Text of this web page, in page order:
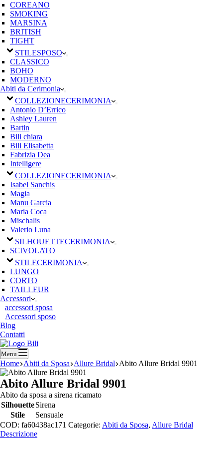
COREANO
SMOKING
MARSINA
BRITISH
TIGHT
STILESPOSO
CLASSICO
BOHO
MODERNO
Abiti da Cerimonia
COLLEZIONECERIMONIA
Antonio D’Errico
Ashley Lauren
Bartin
Bili chiara
Bili Elisabetta
Fabrizia Dea
Intelligere
COLLEZIONECERIMONIA
Isabel Sanchis
Magia
Manu Garcia
Maria Coca
Mischalis
Valerio Luna
SILHOUETTECERIMONIA
SCIVOLATO
STILECERIMONIA
LUNGO
CORTO
TAILLEUR
Accessori
accessori sposa
Accessori sposo
Blog
Contatti
Menu
Home Abiti da Sposa Allure Bridal Abito Allure Bridal 9901
Abito Allure Bridal 9901
Abito da sposa a sirena ricamato
SilhouetteSirena
Stile
Sensuale
COD: fa60438ac171 Categorie: Abiti da Sposa, Allure Bridal
Descrizione